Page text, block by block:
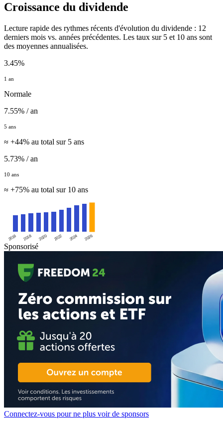
Croissance du dividende
Lecture rapide des rythmes récents d'évolution du dividende : 12
derniers mois vs. années précédentes. Les taux sur 5 et 10 ans sont
des moyennes annualisées.
3.45%
1 an
Normale
7.55% / an
5 ans
≈ +44% au total sur 5 ans
5.73% / an
10 ans
≈ +75% au total sur 10 ans
2016 2018 2020 2022 2024 2026
Sponsorisé
Connectez-vous pour ne plus voir de sponsors